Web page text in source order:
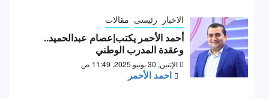
الاخبار رئيسى مقالات
أحمد الأحمر يكتب|عصام عبدالحميد..
وعقدة المدرب الوطني
الإثنين, 30 يونيو 2025, 11:49 ص
احمد الأحمر